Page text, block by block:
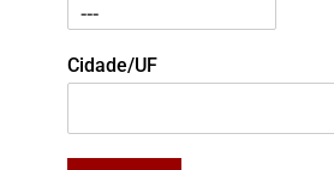
Cidade/UF